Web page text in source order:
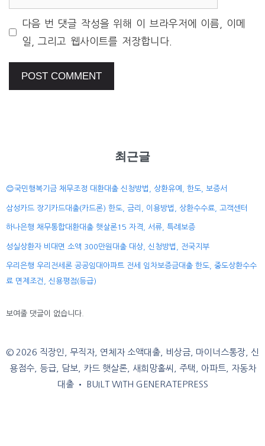
다음 번 댓글 작성을 위해 이 브라우저에 이름, 이메
일, 그리고 웹사이트를 저장합니다.
최근글
😊국민행복기금 채무조정 대환대출 신청방법, 상환유예, 한도, 보증서
삼성카드 장기카드대출(카드론) 한도, 금리, 이용방법, 상환수수료, 고객센터
하나은행 채무통합대환대출 햇살론15 자격, 서류, 특례보증
성실상환자 비대면 소액 300만원대출 대상, 신청방법, 전국지부
우리은행 우리전세론 공공임대아파트 전세 임차보증금대출 한도, 중도상환수수
료 면제조건, 신용평점(등급)
보여줄 댓글이 없습니다.
© 2026 직장인, 무직자, 연체자 소액대출, 비상금, 마이너스통장, 신
용점수, 등급, 담보, 카드 햇살론, 새희망홀씨, 주택, 아파트, 자동차
대출• BUILT WITH GENERATEPRESS